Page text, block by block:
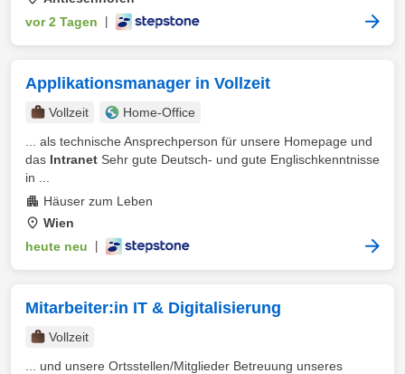
vor 2 Tagen
Applikationsmanager in Vollzeit
Vollzeit
Home-Office
... als technische Ansprechperson für unsere Homepage und
das Intranet Sehr gute Deutsch- und gute Englischkenntnisse
in ...
Häuser zum Leben
Wien
heute neu
Mitarbeiter:in IT & Digitalisierung
Vollzeit
... und unsere Ortsstellen/Mitglieder Betreuung unseres